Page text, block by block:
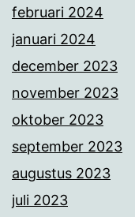
februari 2024
januari 2024
december 2023
november 2023
oktober 2023
september 2023
augustus 2023
juli 2023